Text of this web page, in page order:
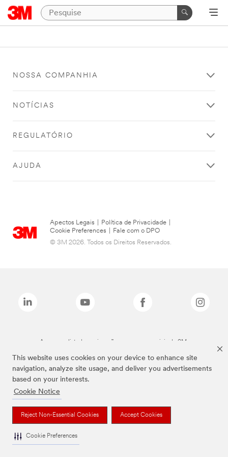
This website uses cookies on your device to enhance site
navigation, analyze site usage, and deliver you advertisements
based on your interests.
Cookie Notice
Reject Non-Essential Cookies Accept Cookies
Cookie Preferences
NOSSA COMPANHIA
NOTÍCIAS
REGULATÓRIO
AJUDA
Apectos Legais Política de Privacidade
Cookie Preferences
Fale com o DPO
© 3M 2026. Todos os Direitos Reservados.
As marcas listadas a cima são marcas comerciais da 3M.